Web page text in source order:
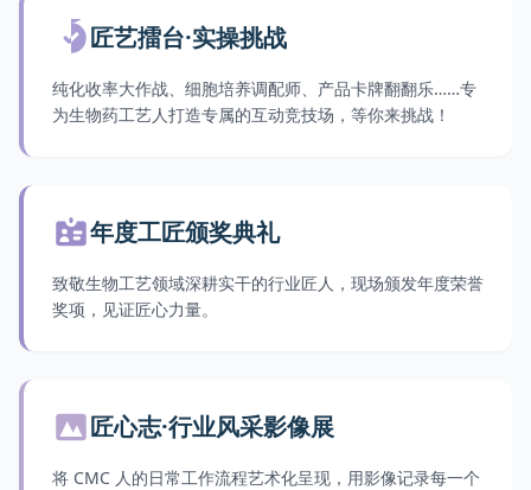
匠艺擂台·实操挑战
纯化收率大作战、细胞培养调配师、产品卡牌翻翻乐……专
为生物药工艺人打造专属的互动竞技场，等你来挑战！
年度工匠颁奖典礼
致敬生物工艺领域深耕实干的行业匠人，现场颁发年度荣誉
奖项，见证匠心力量。
匠心志·行业风采影像展
将 CMC 人的日常工作流程艺术化呈现，用影像记录每一个